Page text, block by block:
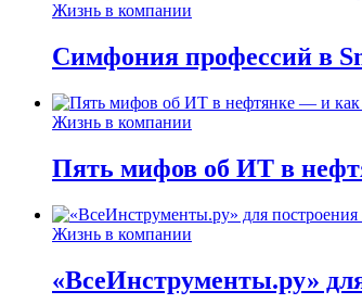
Жизнь в компании
Симфония профессий в
Жизнь в компании
Пять мифов об ИТ в
Жизнь в компании
«ВсеИнструменты.ру»